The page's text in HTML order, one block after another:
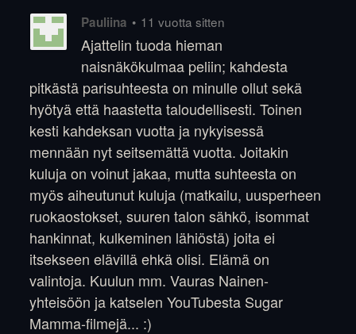
Pauliina • 11 vuotta sitten
Ajattelin tuoda hieman
naisnäkökulmaa peliin; kahdesta
pitkästä parisuhteesta on minulle ollut sekä
hyötyä että haastetta taloudellisesti. Toinen
kesti kahdeksan vuotta ja nykyisessä
mennään nyt seitsemättä vuotta. Joitakin
kuluja on voinut jakaa, mutta suhteesta on
myös aiheutunut kuluja (matkailu, uusperheen
ruokaostokset, suuren talon sähkö, isommat
hankinnat, kulkeminen lähiöstä) joita ei
itsekseen elävillä ehkä olisi. Elämä on
valintoja. Kuulun mm. Vauras Nainen-
yhteisöön ja katselen YouTubesta Sugar
Mamma-filmejä... :)